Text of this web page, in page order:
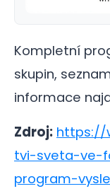
Kompletní
skupin,
informace
Zdroj: https://
tvi-sveta-ve-
program-